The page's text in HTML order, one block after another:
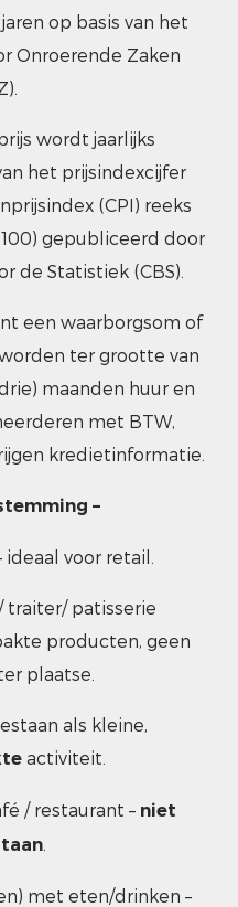
op basis van het
Onroerende Zaken
wordt jaarlijks
het prijsindexcijfer
(CPI) reeks
gepubliceerd door
de Statistiek (CBS).
een waarborgsom of
ter grootte van
maanden huur en
met BTW,
kredietinformatie.
–
voor retail.
traiter/ patisserie
producten, geen
plaatse.
als kleine,
activiteit.
/ restaurant – niet
met eten/drinken –